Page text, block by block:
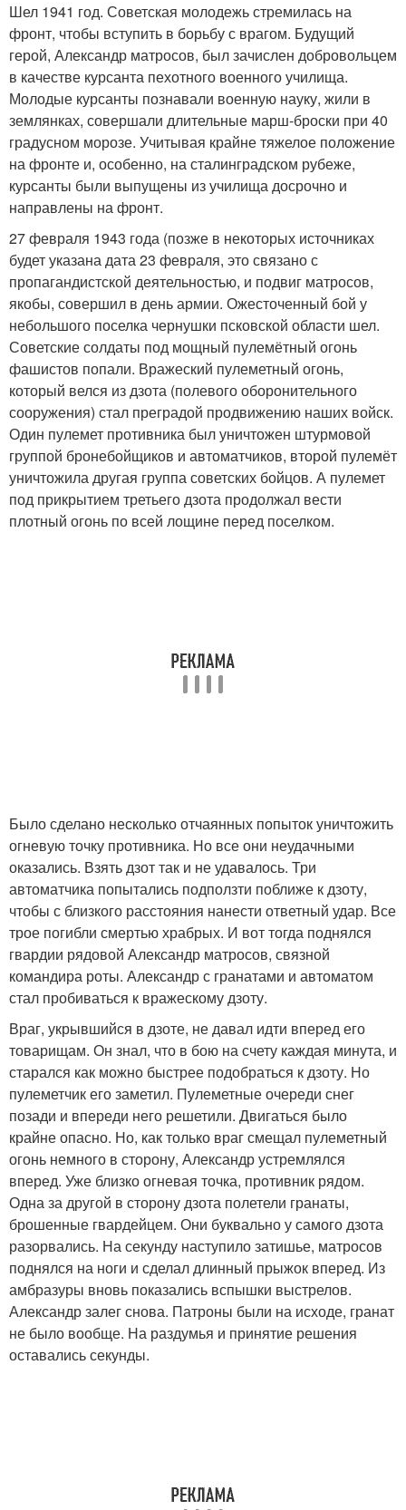
Шел 1941 год. Советская молодежь стремилась на
фронт, чтобы вступить в борьбу с врагом. Будущий
герой, Александр матросов, был зачислен добровольцем
в качестве курсанта пехотного военного училища.
Молодые курсанты познавали военную науку, жили в
землянках, совершали длительные марш-броски при 40
градусном морозе. Учитывая крайне тяжелое положение
на фронте и, особенно, на сталинградском рубеже,
курсанты были выпущены из училища досрочно и
направлены на фронт.
27 февраля 1943 года (позже в некоторых источниках
будет указана дата 23 февраля, это связано с
пропагандистской деятельностью, и подвиг матросов,
якобы, совершил в день армии. Ожесточенный бой у
небольшого поселка чернушки псковской области шел.
Советские солдаты под мощный пулемётный огонь
фашистов попали. Вражеский пулеметный огонь,
который велся из дзота (полевого оборонительного
сооружения) стал преградой продвижению наших войск.
Один пулемет противника был уничтожен штурмовой
группой бронебойщиков и автоматчиков, второй пулемёт
уничтожила другая группа советских бойцов. А пулемет
под прикрытием третьего дзота продолжал вести
плотный огонь по всей лощине перед поселком.
Было сделано несколько отчаянных попыток уничтожить
огневую точку противника. Но все они неудачными
оказались. Взять дзот так и не удавалось. Три
автоматчика попытались подползти поближе к дзоту,
чтобы с близкого расстояния нанести ответный удар. Все
трое погибли смертью храбрых. И вот тогда поднялся
гвардии рядовой Александр матросов, связной
командира роты. Александр с гранатами и автоматом
стал пробиваться к вражескому дзоту.
Враг, укрывшийся в дзоте, не давал идти вперед его
товарищам. Он знал, что в бою на счету каждая минута, и
старался как можно быстрее подобраться к дзоту. Но
пулеметчик его заметил. Пулеметные очереди снег
позади и впереди него решетили. Двигаться было
крайне опасно. Но, как только враг смещал пулеметный
огонь немного в сторону, Александр устремлялся
вперед. Уже близко огневая точка, противник рядом.
Одна за другой в сторону дзота полетели гранаты,
брошенные гвардейцем. Они буквально у самого дзота
разорвались. На секунду наступило затишье, матросов
поднялся на ноги и сделал длинный прыжок вперед. Из
амбразуры вновь показались вспышки выстрелов.
Александр залег снова. Патроны были на исходе, гранат
не было вообще. На раздумья и принятие решения
оставались секунды.